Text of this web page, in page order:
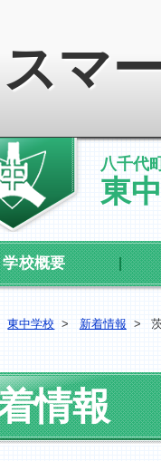
スマ
八千代
東
学校概要
東中学校 > 新着情報 >
情報